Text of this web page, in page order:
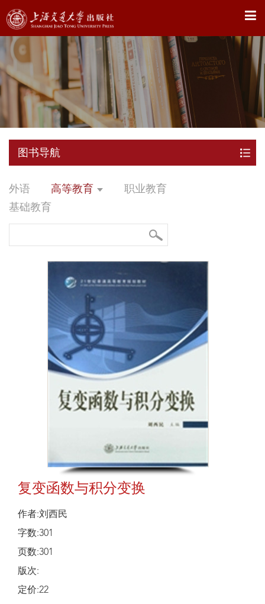
X
图书导航
外语 高等教育
职业教育
基础教育
复变函数与积分变换
作者:刘西民
字数:301
页数:301
版次:
定价:22